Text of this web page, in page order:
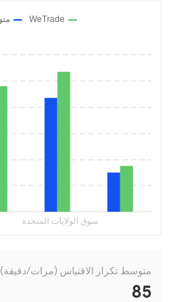
متوسط تكرار الاقتباس (مرات/دقيقة)
85